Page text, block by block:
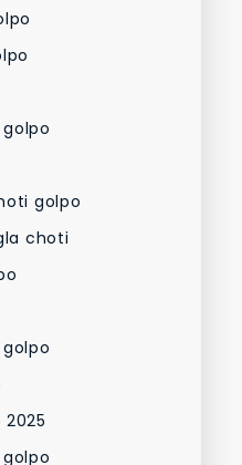
golpo
choti